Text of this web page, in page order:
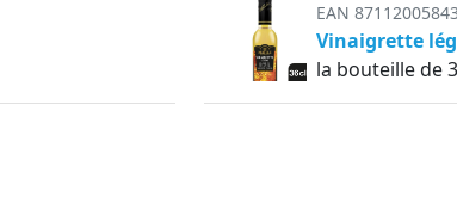
EAN
Vinaigrette
la bouteille de